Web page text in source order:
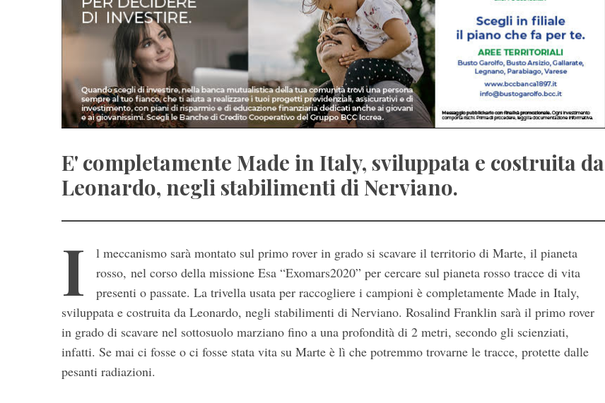
E' completamente Made in Italy, sviluppata e costruita da
Leonardo, negli stabilimenti di Nerviano.
I
l meccanismo sarà montato sul primo rover in grado si scavare il territorio di Marte, il pianeta
rosso, nel corso della missione Esa “Exomars2020” per cercare sul pianeta rosso tracce di vita
presenti o passate. La trivella usata per raccogliere i campioni è completamente Made in Italy,
sviluppata e costruita da Leonardo, negli stabilimenti di Nerviano. Rosalind Franklin sarà il primo rover
in grado di scavare nel sottosuolo marziano fino a una profondità di 2 metri, secondo gli scienziati,
infatti. Se mai ci fosse o ci fosse stata vita su Marte è lì che potremmo trovarne le tracce, protette dalle
pesanti radiazioni.